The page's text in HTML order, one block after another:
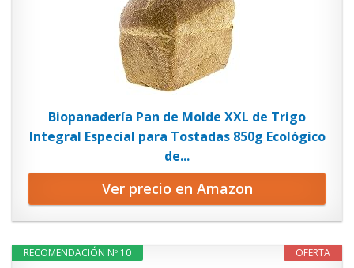
Biopanadería Pan de Molde XXL de Trigo
Integral Especial para Tostadas 850g Ecológico
de...
Ver precio en Amazon
OFERTA
RECOMENDACIÓN Nº 10